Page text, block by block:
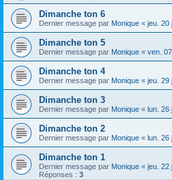
Dimanche ton 6
Dernier message par Monique « jeu. 20
Dimanche ton 5
Dernier message par Monique « ven.
Dimanche ton 4
Dernier message par Monique « jeu. 29
Dimanche ton 3
Dernier message par Monique « lun. 26
Dimanche ton 2
Dernier message par Monique « lun. 26
Dimanche ton 1
Dernier message par Monique « jeu. 22
Réponses : 3